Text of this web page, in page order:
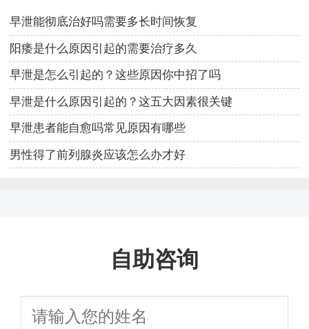
早泄能彻底治好吗需要多长时间恢复
阳痿是什么原因引起的需要治疗多久
早泄是怎么引起的？这些原因你中招了吗
早泄是什么原因引起的？这五大因素很关键
早泄患者能自愈吗常见原因有哪些
男性得了前列腺炎应该怎么办才好
自助咨询